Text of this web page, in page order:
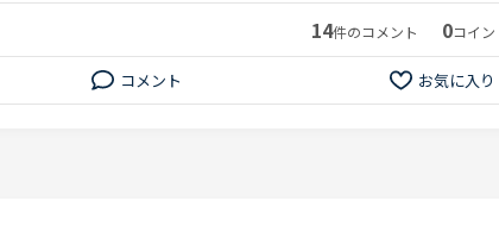
14件のコメント 0コイン
コメント お気に入り